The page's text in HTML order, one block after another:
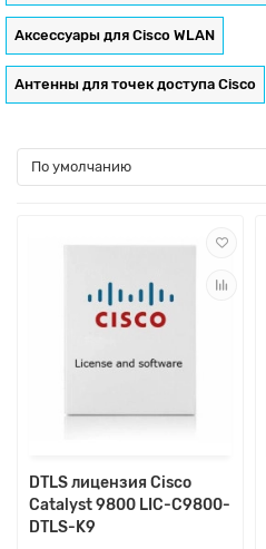
Аксессуары для Cisco WLAN
Антенны для точек доступа Cisco
DTLS лицензия Cisco
Catalyst 9800 LIC-C9800-
DTLS-K9